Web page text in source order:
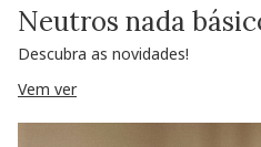
Neutros nada
Descubra as novidades!
Vem ver